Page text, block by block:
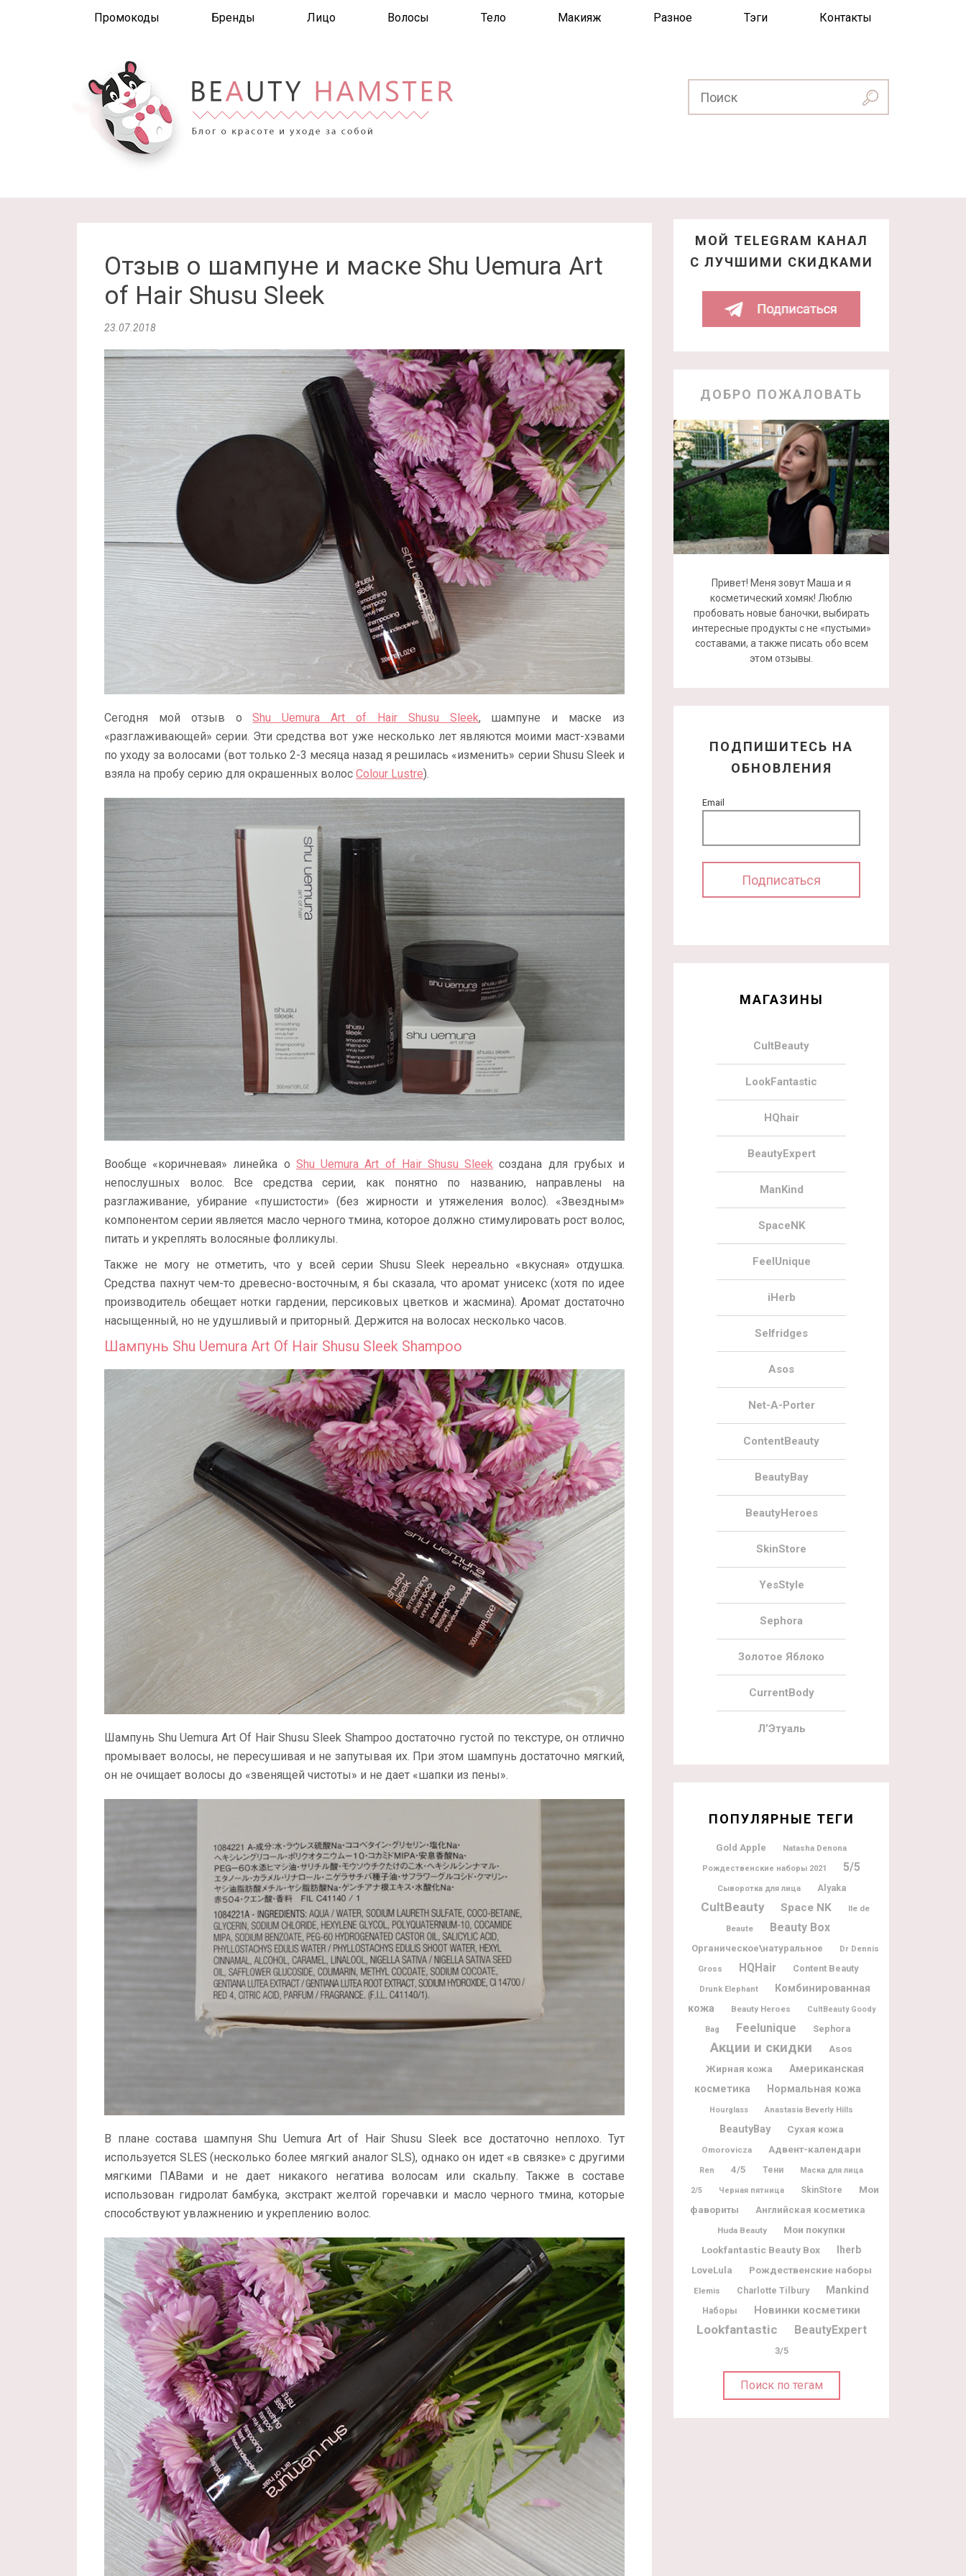
Промокоды Бренды Лицо Волосы Тело Макияж Разное Тэги Контакты
Отзыв о шампуне и маске Shu Uemura Art
of Hair Shusu Sleek
23.07.2018
Сегодня мой отзыв оShu Uemura Art of Hair Shusu Sleek, шампуне и маске из
«разглаживающей» серии. Эти средства вот уже несколько лет являются моими маст-хэвами
по уходу за волосами (вот только 2-3 месяца назад я решилась «изменить» серии Shusu Sleek и
взяла на пробу серию для окрашенных волос Colour Lustre).
Вообще «коричневая» линейка о Shu Uemura Art of Hair Shusu Sleek создана для грубых и
непослушных волос. Все средства серии, как понятно по названию, направлены на
разглаживание, убирание «пушистости» (без жирности и утяжеления волос). «Звездным»
компонентом серии является масло черного тмина, которое должно стимулировать рост волос,
питать и укреплять волосяные фолликулы.
Также не могу не отметить, что у всей серии Shusu Sleek нереально «вкусная» отдушка.
Средства пахнут чем-то древесно-восточным, я бы сказала, что аромат унисекс (хотя по идее
производитель обещает нотки гардении, персиковых цветков и жасмина). Аромат достаточно
насыщенный, но не удушливый и приторный. Держится на волосах несколько часов.
Шампунь Shu Uemura Art Of Hair Shusu Sleek Shampoo
Шампунь Shu Uemura Art Of Hair Shusu Sleek Shampoo достаточно густой по текстуре, он отлично
промывает волосы, не пересушивая и не запутывая их. При этом шампунь достаточно мягкий,
он не очищает волосы до «звенящей чистоты» и не дает «шапки из пены».
В плане состава шампуня Shu Uemura Art of Hair Shusu Sleek все достаточно неплохо. Тут
используется SLES (несколько более мягкий аналог SLS), однако он идет «в связке» с другими
мягкими ПАВами и не дает никакого негатива волосам или скальпу. Также в составе
использован гидролат бамбука, экстракт желтой горечавки и масло черного тмина, которые
способствуют увлажнению и укреплению волос.
МОЙ TELEGRAM КАНАЛ
С ЛУЧШИМИ СКИДКАМИ
ДОБРО ПОЖАЛОВАТЬ
Привет! Меня зовут Маша и я
косметический хомяк! Люблю
пробовать новые баночки, выбирать
интересные продукты с не «пустыми»
составами, а также писать обо всем
этом отзывы.
ПОДПИШИТЕСЬ НА
ОБНОВЛЕНИЯ
Email
МАГАЗИНЫ
CultBeauty
LookFantastic
HQhair
BeautyExpert
ManKind
SpaceNK
FeelUnique
iHerb
Selfridges
Asos
Net-A-Porter
ContentBeauty
BeautyBay
BeautyHeroes
SkinStore
YesStyle
Sephora
Золотое Яблоко
CurrentBody
Л’Этуаль
ПОПУЛЯРНЫЕ ТЕГИ
Gold Apple Natasha Denona
Рождественские наборы 2021 5/5
Сыворотка для лица Alyaka
CultBeauty Space NK
Ile de
Beaute
Beauty Box
Органическое\натуральное
Dr Dennis
Gross
HQHair Content Beauty
Drunk Elephant
Комбинированная
кожа
Beauty Heroes CultBeauty Goody
Bag Feelunique Sephora
Акции и скидки Asos
Жирная кожа
Американская
косметика
Нормальная кожа
Hourglass Anastasia Beverly Hills
BeautyBay Сухая кожа
Omorovicza Адвент-календари
Ren 4/5 Тени Маска для лица
2/5 Черная пятница SkinStore
Мои
фавориты
Английская косметика
Huda Beauty
Мои покупки
Lookfantastic Beauty Box
Iherb
LoveLula Рождественские наборы
Elemis Charlotte Tilbury Mankind
Наборы Новинки косметики
Lookfantastic BeautyExpert
3/5
Поиск по тегам